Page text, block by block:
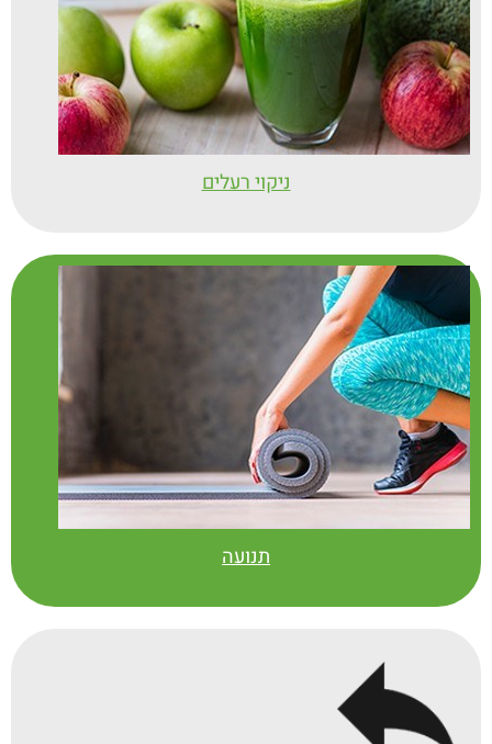
ניקוי רעלים
תנועה